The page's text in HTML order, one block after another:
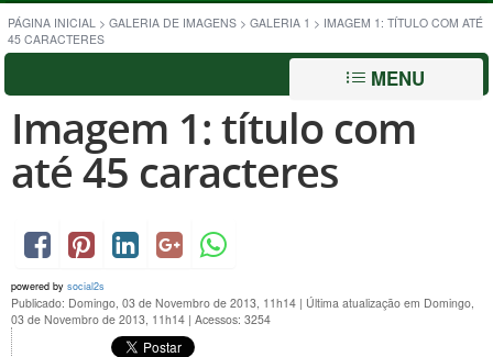
PÁGINA INICIAL > GALERIA DE IMAGENS > GALERIA 1 > IMAGEM 1: TÍTULO COM ATÉ
45 CARACTERES
MENU
Imagem 1: título com
até 45 caracteres
powered by social2s
Publicado: Domingo, 03 de Novembro de 2013, 11h14 | Última atualização em Domingo,
03 de Novembro de 2013, 11h14 | Acessos: 3254